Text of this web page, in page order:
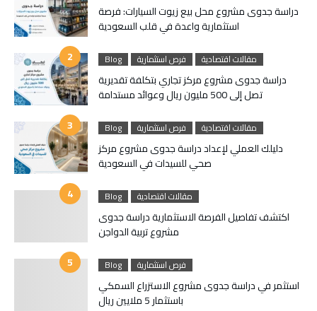
دراسة جدوى مشروع محل بيع زيوت السيارات: فرصة
استثمارية واعدة في قلب السعودية
Blog فرص استثمارية مقالات اقتصادية
دراسة جدوى مشروع مركز تجاري بتكلفة تقديرية
تصل إلى 500 مليون ريال وعوائد مستدامة
Blog فرص استثمارية مقالات اقتصادية
دليلك العملي لإعداد دراسة جدوى مشروع مركز
صحي للسيدات في السعودية
Blog مقالات اقتصادية
اكتشف تفاصيل الفرصة الاستثمارية دراسة جدوى
مشروع تربية الدواجن
Blog فرص استثمارية
استثمر في دراسة جدوى مشروع الاستزراع السمكي
باستثمار 5 ملايين ريال